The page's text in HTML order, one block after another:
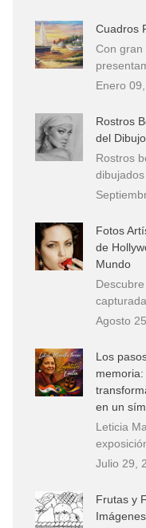
Cuadros
Con gran
Enero
Rostros
del
Rostros
Fotos
de
Mundo
Agosto
Los
en un
Leticia
Julio 29,
Frutas y
Imágenes